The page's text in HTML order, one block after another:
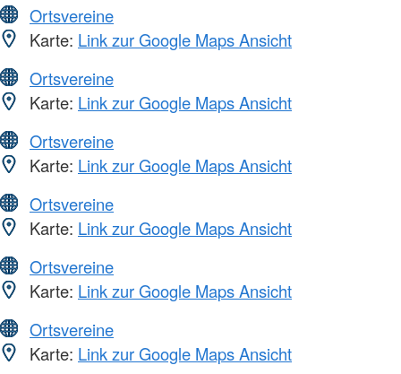
Ortsvereine
Karte: Link zur Google Maps Ansicht
Ortsvereine
Karte: Link zur Google Maps Ansicht
Ortsvereine
Karte: Link zur Google Maps Ansicht
Ortsvereine
Karte: Link zur Google Maps Ansicht
Ortsvereine
Karte: Link zur Google Maps Ansicht
Ortsvereine
Karte: Link zur Google Maps Ansicht